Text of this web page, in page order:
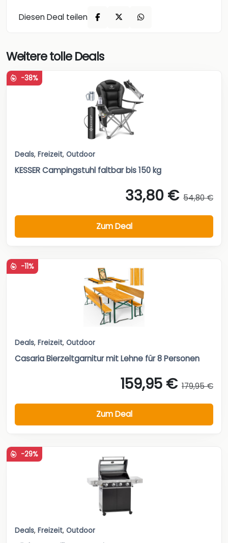
Diesen Deal teilen
Weitere tolle Deals
-38%
Deals, Freizeit, Outdoor
KESSER Campingstuhl faltbar bis 150 kg
33,80 € 54,80 €
Zum Deal
-11%
Deals, Freizeit, Outdoor
Casaria Bierzeltgarnitur mit Lehne für 8 Personen
159,95 € 179,95 €
Zum Deal
-29%
Deals, Freizeit, Outdoor